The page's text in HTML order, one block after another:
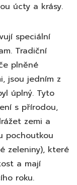
úcty a krásy.
speciální
Tradiční
plněné
jsou jedním z
úplný. Tyto
s přírodou,
zemi a
pochoutkou
zeleniny), které
a mají
roku.